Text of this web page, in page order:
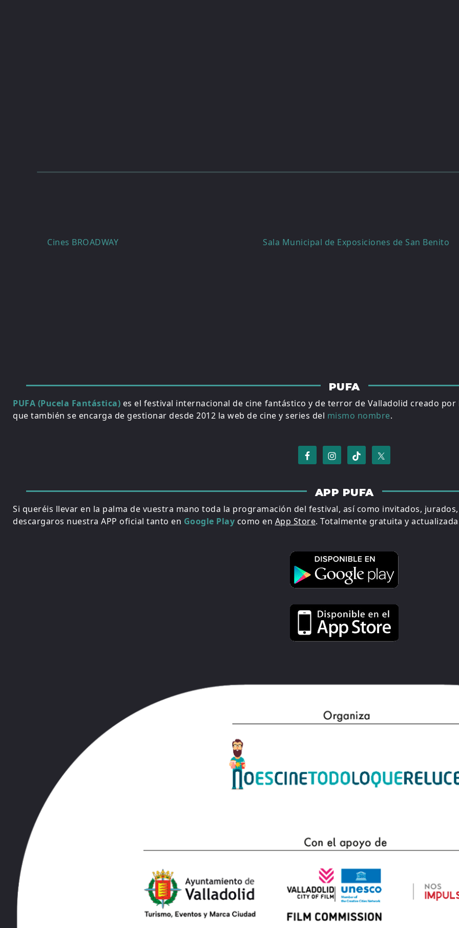
Navegación
Cines BROADWAY Sala Municipal de Exposiciones de San Benito
PUFA
PUFA (Pucela Fantástica) es el festival internacional de cine fantástico y de terror de Valladolid creado por
que también se encarga de gestionar desde 2012 la web de cine y series del mismo nombre.
APP PUFA
Si queréis llevar en la palma de vuestra mano toda la programación del festival, así como invitados,
descargaros nuestra APP oficial tanto en Google Play como en App Store. Totalmente gratuita y